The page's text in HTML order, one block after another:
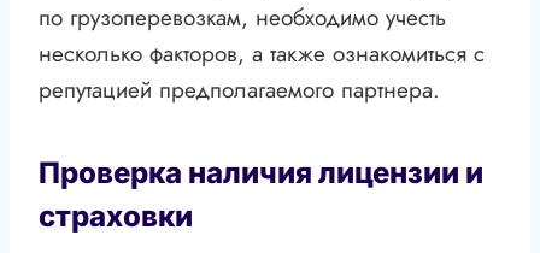
по грузоперевозкам, необходимо учесть
несколько факторов, а также ознакомиться с
репутацией предполагаемого партнера.
Проверка наличия лицензии и
страховки